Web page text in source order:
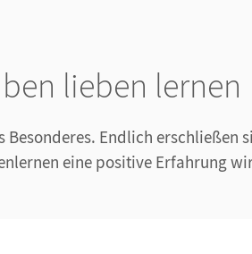
lieben lernen
Endlich
eine positive Erfahrung